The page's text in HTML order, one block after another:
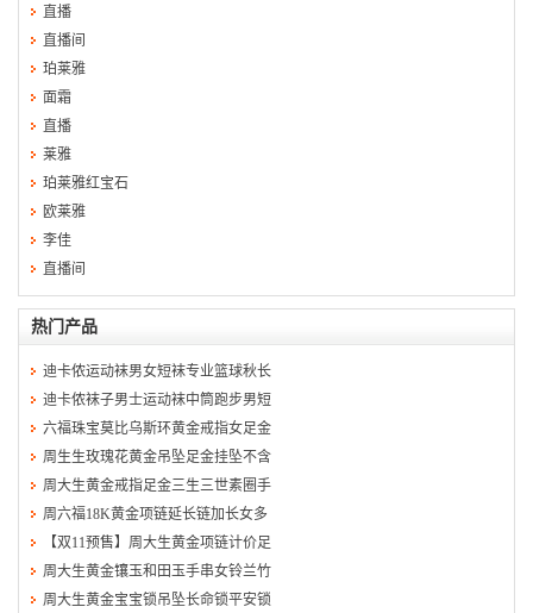
直播
直播间
珀莱雅
面霜
直播
莱雅
珀莱雅红宝石
欧莱雅
李佳
直播间
热门产品
迪卡侬运动袜男女短袜专业篮球秋长
迪卡侬袜子男士运动袜中筒跑步男短
六福珠宝莫比乌斯环黄金戒指女足金
周生生玫瑰花黄金吊坠足金挂坠不含
周大生黄金戒指足金三生三世素圈手
周六福18K黄金项链延长链加长女多
【双11预售】周大生黄金项链计价足
周大生黄金镶玉和田玉手串女铃兰竹
周大生黄金宝宝锁吊坠长命锁平安锁